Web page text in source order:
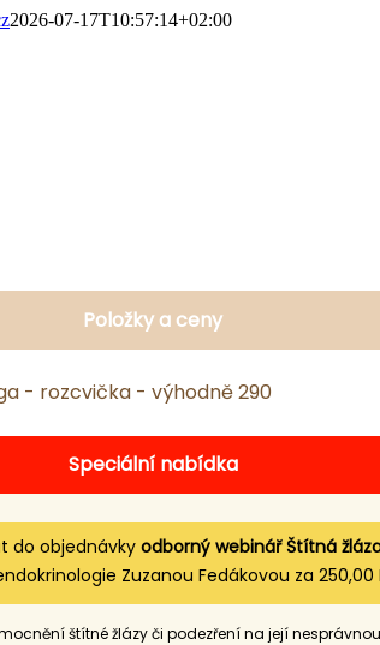
2026-07-17T10:57:14+02:00
Položky a ceny
- rozcvička - výhodně 290
Speciální nabídka
do objednávkyodborný webinář Štítná
Zuzanou Fedákovou za 250,00
štítné žlázy či podezření na její